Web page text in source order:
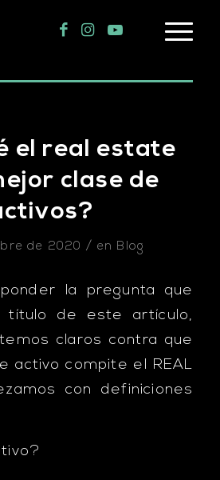
el real estate
clase de
de 2020 / en Blog
la pregunta que
título de este artículo,
claros contra que
activo compite el REAL
con definiciones